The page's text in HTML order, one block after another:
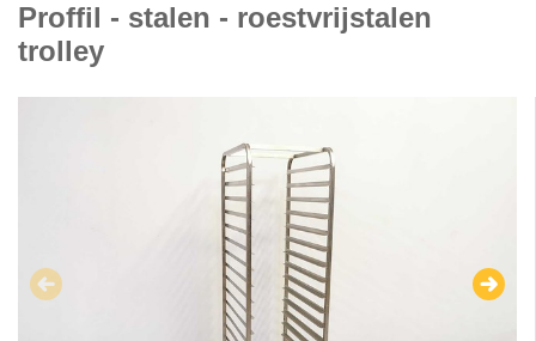
Proffil - stalen - roestvrijstalen
trolley